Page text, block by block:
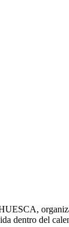
dentro del